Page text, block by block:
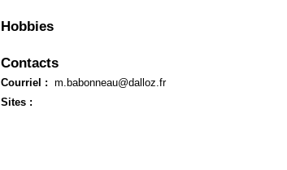
Hobbies
Contacts
Courriel : m.babonneau@dalloz.fr
Sites :